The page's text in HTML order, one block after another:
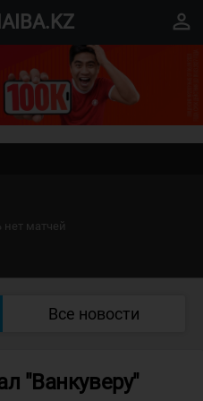
perm_identity
нет матчей
Все новости
"Ванкуверу"